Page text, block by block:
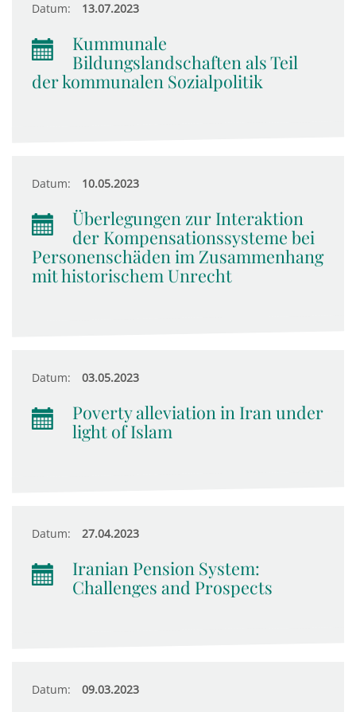
Datum: 13.07.2023
Kummunale
Bildungslandschaften als Teil
der kommunalen Sozialpolitik
Datum: 10.05.2023
Überlegungen zur Interaktion
der Kompensationssysteme bei
Personenschäden im Zusammenhang
mit historischem Unrecht
Datum: 03.05.2023
Poverty alleviation in Iran under
light of Islam
Datum: 27.04.2023
Iranian Pension System:
Challenges and Prospects
Datum: 09.03.2023